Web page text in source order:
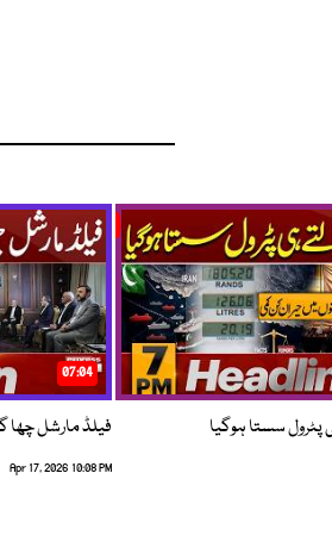
پٹرول سستا ہوگیا
07:04
فیلڈ مارشل چھا
Apr 17, 2026 10:08 PM